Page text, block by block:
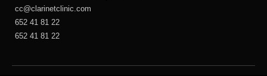
cc@clarinetclinic.com
652 41 81 22
652 41 81 22